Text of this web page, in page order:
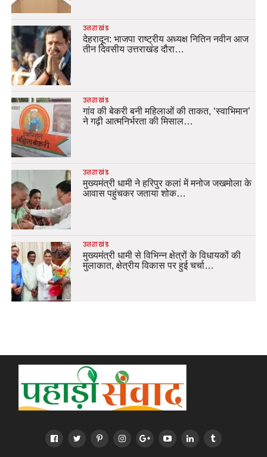
उत्तराखंड
देहरादून: भाजपा राष्ट्रीय अध्यक्ष नितिन नवीन आज
तीन दिवसीय उत्तराखंड दौरा…
उत्तराखंड
गांव की बेकरी बनी महिलाओं की ताकत, ‘स्वाभिमान’
ने गढ़ी आत्मनिर्भरता की मिसाल…
उत्तराखंड
मुख्यमंत्री धामी ने हरिपुर कलां में मनोज जखमोला के
आवास पहुंचकर जताया शोक…
उत्तराखंड
मुख्यमंत्री धामी से विभिन्न क्षेत्रों के विधायकों की
मुलाकात, क्षेत्रीय विकास पर हुई चर्चा…